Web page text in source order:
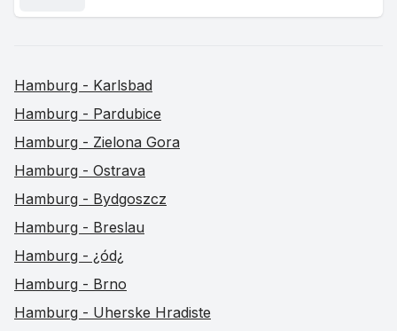
Hamburg - Karlsbad
Hamburg - Pardubice
Hamburg - Zielona Gora
Hamburg - Ostrava
Hamburg - Bydgoszcz
Hamburg - Breslau
Hamburg - ¿ód¿
Hamburg - Brno
Hamburg - Uherske Hradiste